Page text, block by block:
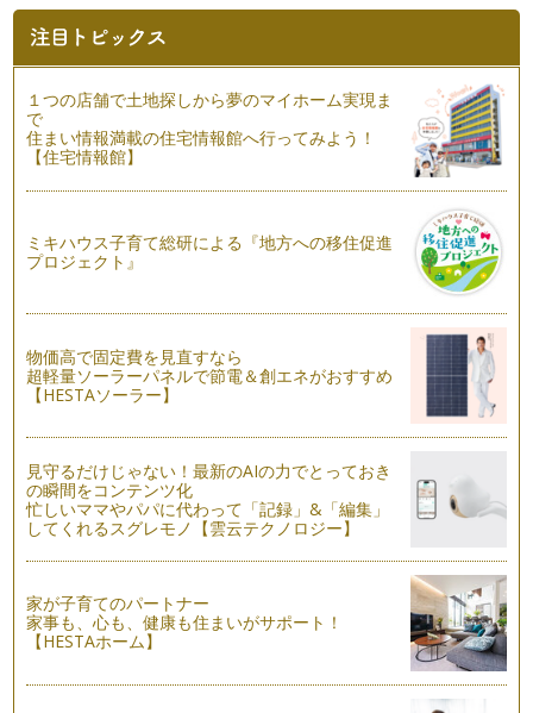
カメラのお手入れ方法について
写真を撮るためのカメラ。カメラには苦手なことがあります。
運動会で子ども写真を上手に撮るポイント
春と秋にやってくる子どもの運動会。我が子の成長した姿、勇
姿を撮影する絶好の機会です。運動会…
写真をカタチにしよう
写真は撮るだけではなく楽しく活用する方法がたくさんありま
す。スクラップブッキング、フォトブ…
広い海、冷たい川の水、虫捕りに出かけた山など、見たもの、
子どもの可愛い寝顔写真を撮ろう
普段、動き回ってぶれてしまいがちな子ども写真。ですが、お
画面いっぱいに子ども写真を撮ろう
引き写真を撮ると全体が写り、どこで何をしていたか写真から
わかります。逆に思いっきり寄って写…
デジタルカメラの写真を保存しよう
デジカメで撮影をしているとデータが保存されていきます。ど
んどん撮っていけばメディアの容量が…
おうちでスタジオ風に子ども写真を撮ろう♪
おうちでも簡単にスタジオ風のお洒落写真を撮るコツのご紹介
１つの店舗で土地探しから夢のマイホーム実現ま
で
住まい情報満載の住宅情報館へ行ってみよう！
【住宅情報館】
ミキハウス子育て総研による『地方への移住促進
プロジェクト』
物価高で固定費を見直すなら
超軽量ソーラーパネルで節電＆創エネがおすすめ
【HESTAソーラー】
見守るだけじゃない！最新のAIの力でとっておき
の瞬間をコンテンツ化
忙しいママやパパに代わって「記録」&「編集」
してくれるスグレモノ【雲云テクノロジー】
家が子育てのパートナー
家事も、心も、健康も住まいがサポート！
【HESTAホーム】